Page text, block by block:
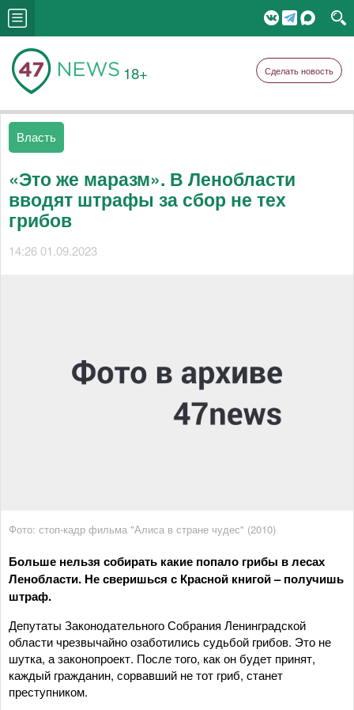
18+ Сделать новость
Власть
«Это же маразм». В Ленобласти
вводят штрафы за сбор не тех
грибов
14:26 01.09.2023
Фото: стоп-кадр фильма "Алиса в стране чудес" (2010)
Больше нельзя собирать какие попало грибы в лесах
Ленобласти. Не сверишься с Красной книгой – получишь
штраф.
Депутаты Законодательного Собрания Ленинградской
области чрезвычайно озаботились судьбой грибов. Это не
шутка, а законопроект. После того, как он будет принят,
каждый гражданин, сорвавший не тот гриб, станет
преступником.